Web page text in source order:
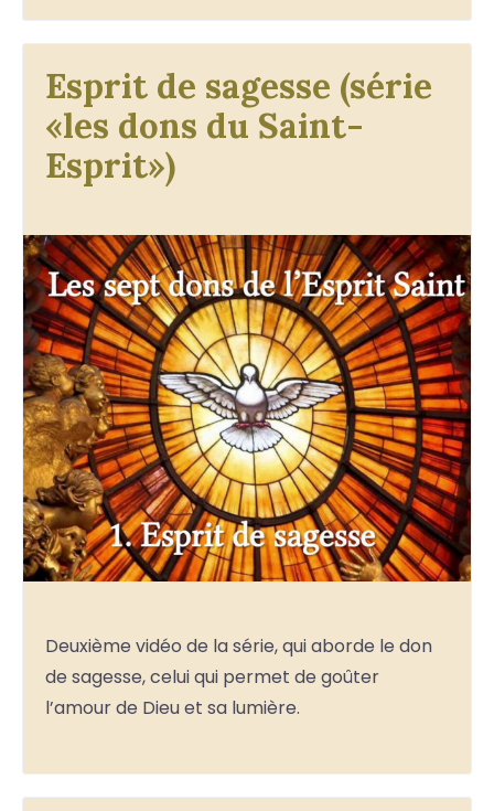
Esprit de sagesse (série
«les dons du Saint-
Esprit»)
Deuxième vidéo de la série, qui aborde le don
de sagesse, celui qui permet de goûter
l’amour de Dieu et sa lumière.